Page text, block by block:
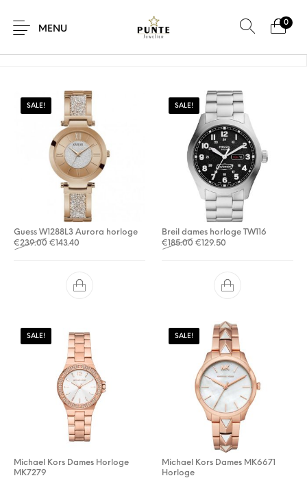
MENU
0
Horloges Brillen
Accessoires
Home / Product Kleur van horlogeband
SALE!
Guess W1288L3 Aurora horloge
€239.00 Oorspronkelijke prijs was: €239.00.
€143.40 Huidige prijs is: €143.40.
SALE!
Breil dames horloge TW116
€185.00 Oorspronkelijke prijs was:
€129.50
SALE!
Michael Kors Dames Horloge
MK7279
SALE!
Michael Kors Dames MK6671
Horloge